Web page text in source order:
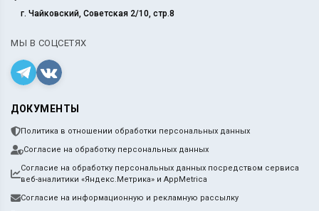
г. Чайковский, Советская 2/10, стр.8
МЫ В СОЦСЕТЯХ
ДОКУМЕНТЫ
Политика в отношении обработки персональных данных
Согласие на обработку персональных данных
Согласие на обработку персональных данных посредством сервиса
веб-аналитики «Яндекс.Метрика» и AppMetrica
Согласие на информационную и рекламную рассылку